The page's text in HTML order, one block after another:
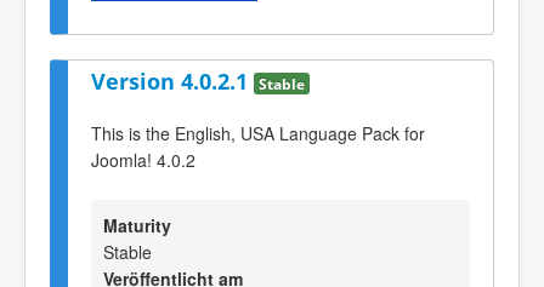
Version 4.0.2.1 Stable
This is the English, USA Language Pack for
Joomla! 4.0.2
Maturity
Stable
Veröffentlicht am